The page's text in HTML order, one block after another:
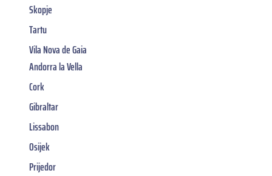
Skopje
Tartu
Vila Nova de Gaia
Andorra la Vella
Cork
Gibraltar
Lissabon
Osijek
Prijedor